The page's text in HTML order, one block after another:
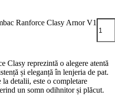
Ranforce Clasy Arnor V1
Clasy reprezintă o alegere atentă
și eleganță în lenjeria de pat.
detalii, este o completare
un somn odihnitor și plăcut.